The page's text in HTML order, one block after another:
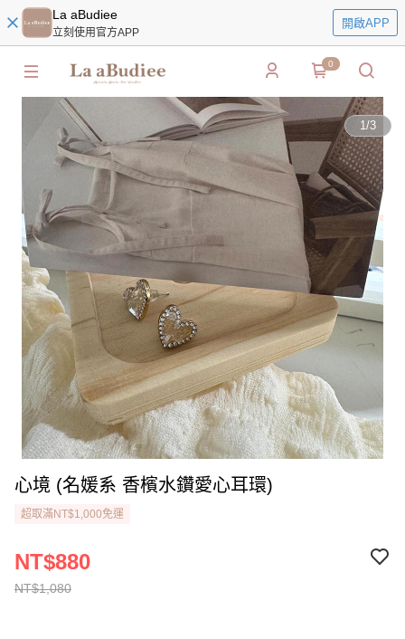
La aBudiee
立刻使用官方APP
開啟APP
0
1/3
心境 (名媛系 香檳水鑽愛心耳環)
超取滿NT$1,000免運
NT$1,080
NT$880